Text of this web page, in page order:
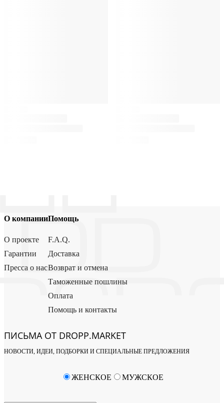
О компании
О проекте
Гарантии
Пресса о нас
Помощь
F.A.Q.
Доставка
Возврат и отмена
Таможенные пошлины
Оплата
Помощь и контакты
ПИСЬМА ОТ DROPP.MARKET
НОВОСТИ, ИДЕИ, ПОДБОРКИ И СПЕЦИАЛЬНЫЕ ПРЕДЛОЖЕНИЯ
ЖЕНСКОЕ МУЖСКОЕ